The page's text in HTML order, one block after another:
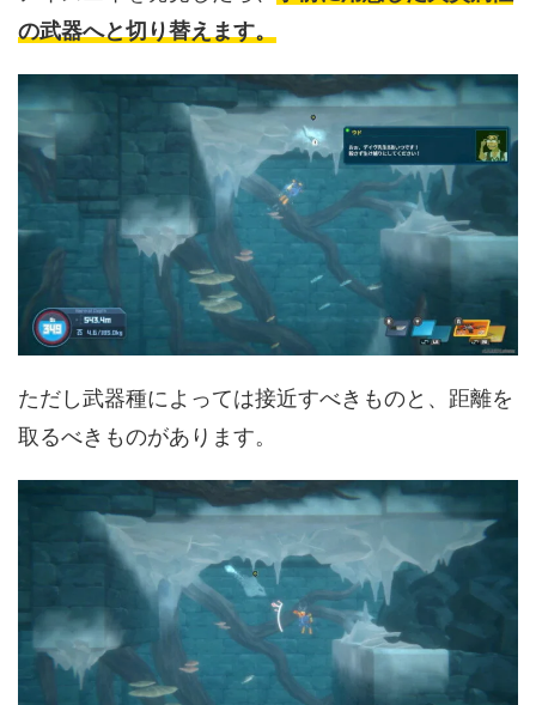
の武器へと切り替えます。
ただし武器種によっては接近すべきものと、距離を
取るべきものがあります。